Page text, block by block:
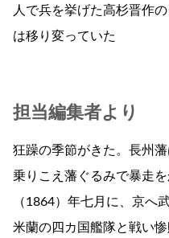
人で兵を挙げた高杉晋作
は移り変っていた
担当編集者より
狂躁の季節がきた。長州
乗りこえ藩ぐるみで暴走
（1864）年七月に、京へ
米蘭の四カ国艦隊と戦い